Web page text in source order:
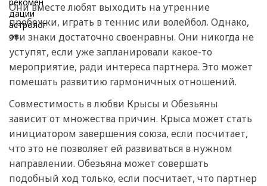
Они вместе любят выходить на утренние
пробежки, играть в теннис или волейбол. Однако,
эти знаки достаточно своенравны. Они никогда не
уступят, если уже запланировали какое-то
мероприятие, ради интереса партнера. Это может
помешать развитию гармоничных отношений.
Совместимость в любви Крысы и Обезьяны
зависит от множества причин. Крыса может стать
инициатором завершения союза, если посчитает,
что это не позволяет ей развиваться в нужном
направлении. Обезьяна может совершать
подобный ход только, если посчитает, что партнер